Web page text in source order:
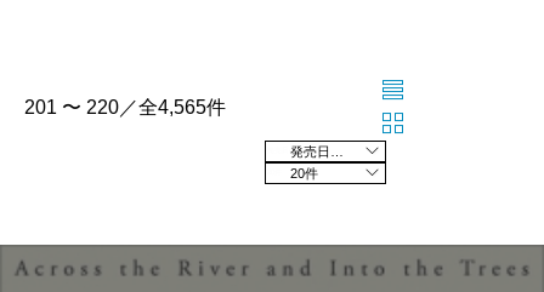
201 〜 220／全4,565件
20件